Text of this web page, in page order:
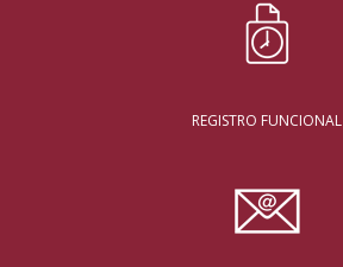
REGISTRO FUNCIONAL